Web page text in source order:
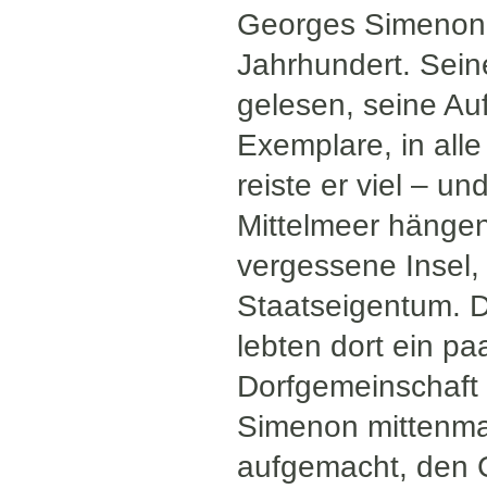
Georges
Jahrhundert.
gelesen, seine
Exemplare, in
reiste er viel –
Mittelmeer
vergessene
Staatseigentum.
lebten dort ein
Simenon
aufgemacht, den